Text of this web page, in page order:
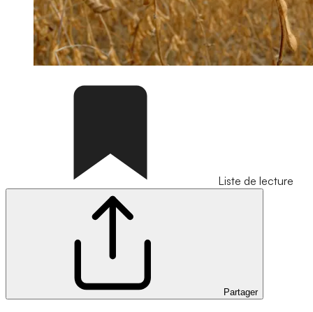
Liste de lecture
Partager